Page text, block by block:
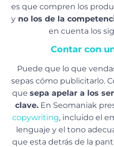
es que compren los
yno los de la
en cuenta los
Contar con
Puede que lo que
sepas cómo publicitarlo.
que sepa apelar a los
clave. En Seomaniak
copywriting, incluido el
lenguaje y el tono
que esta detrás de la